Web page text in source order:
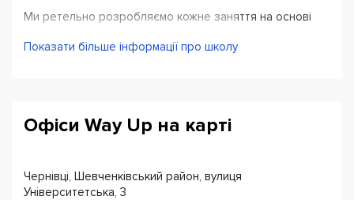
Ми ретельно розробляємо кожне заняття на основі
лексику і необхідні граматичні структури. Доводимо
вашого прогресу, даємо персональні рекомендації, по
Зробіть перший крок до своєї мети вже сьогодні!
Показати більше інформації про школу
Офіси Way Up на карті
Чернівці, Шевченківський район, вулиця
Університетська, 3